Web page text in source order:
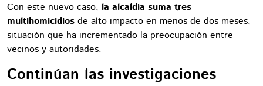
Con este nuevo caso, la alcaldía suma tres
multihomicidios de alto impacto en menos de dos meses,
situación que ha incrementado la preocupación entre
vecinos y autoridades.
Continúan las investigaciones